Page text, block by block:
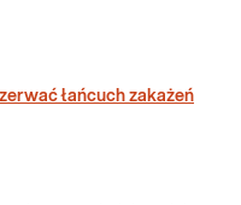
łańcuch zakażeń